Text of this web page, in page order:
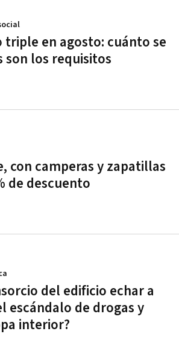
triple en agosto: cuánto se
son los requisitos
con camperas y zapatillas
de descuento
del edificio echar a
escándalo de drogas y
interior?